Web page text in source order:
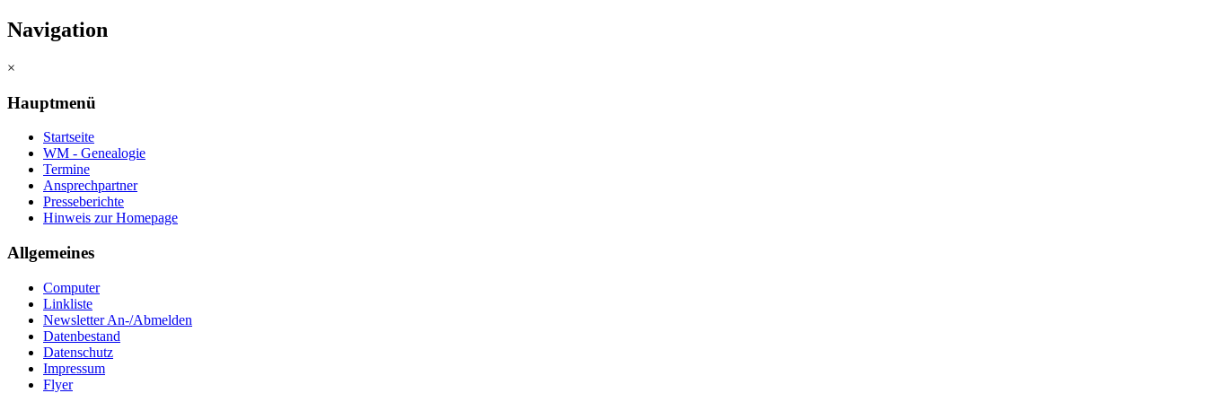
Navigation
×
Hauptmenü
Startseite
WM - Genealogie
Termine
Ansprechpartner
Presseberichte
Hinweis zur Homepage
Allgemeines
Computer
Linkliste
Newsletter An-/Abmelden
Datenbestand
Datenschutz
Impressum
Flyer